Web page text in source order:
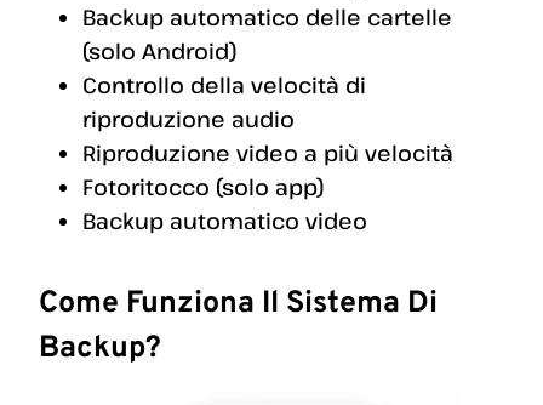
Backup automatico delle cartelle
(solo Android)
Controllo della velocità di
riproduzione audio
Riproduzione video a più velocità
Fotoritocco (solo app)
Backup automatico video
Come Funziona Il Sistema Di
Backup?